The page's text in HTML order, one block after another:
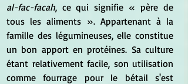
al-fac-facah, ce qui signifie « père de
tous les aliments ». Appartenant à la
famille des légumineuses, elle constitue
un bon apport en protéines. Sa culture
étant relativement facile, son utilisation
comme fourrage pour le bétail s'est